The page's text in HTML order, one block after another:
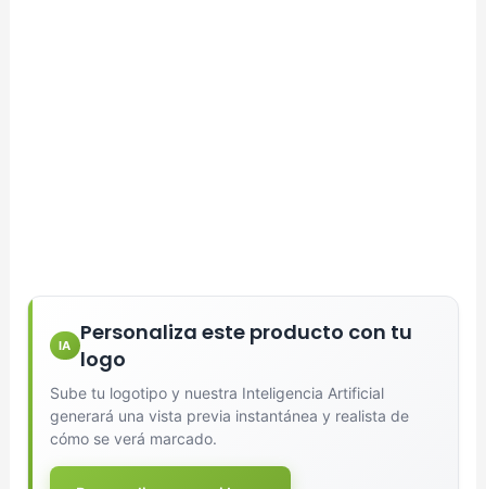
IA
Personaliza este producto con tu
logo
Sube tu logotipo y nuestra Inteligencia Artificial
generará una vista previa instantánea y realista de
cómo se verá marcado.